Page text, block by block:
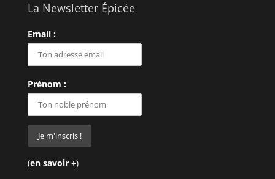
La Newsletter Épicée
Email :
Prénom :
(en savoir +)